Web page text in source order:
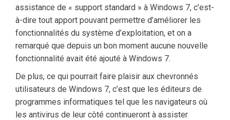
assistance de « support standard » à Windows 7, c’est-
à-dire tout apport pouvant permettre d’améliorer les
fonctionnalités du système d’exploitation, et on a
remarqué que depuis un bon moment aucune nouvelle
fonctionnalité avait été ajouté à Windows 7.
De plus, ce qui pourrait faire plaisir aux chevronnés
utilisateurs de Windows 7, c’est que les éditeurs de
programmes informatiques tel que les navigateurs où
les antivirus de leur côté continueront à assister